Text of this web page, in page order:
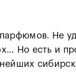
Не
Но есть и